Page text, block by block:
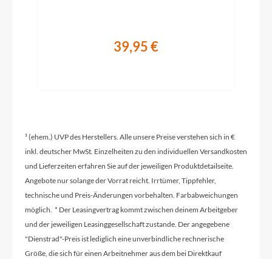
Griffe
Rahmenmaterial
Aluminium Superlite
Kurbelgarnitur
Shimano FC-T551, Hollowtech II, 48x36x26T,
175mm, Integrated BB, Chainguard
39,95 €
¹ (ehem.) UVP des Herstellers. Alle unsere Preise verstehen sich in €
inkl. deutscher MwSt. Einzelheiten zu den individuellen Versandkosten
und Lieferzeiten erfahren Sie auf der jeweiligen Produktdetailseite.
Angebote nur solange der Vorrat reicht. Irrtümer, Tippfehler,
technische und Preis-Änderungen vorbehalten. Farbabweichungen
möglich. * Der Leasingvertrag kommt zwischen deinem Arbeitgeber
und der jeweiligen Leasinggesellschaft zustande. Der angegebene
"Dienstrad"-Preis ist lediglich eine unverbindliche rechnerische
Größe, die sich für einen Arbeitnehmer aus dem bei Direktkauf